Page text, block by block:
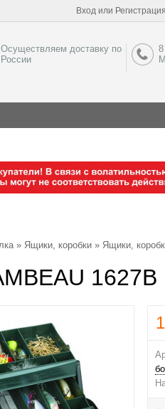
Вход или Регистрация
Осуществляем доставку по
России
» Ящики, коробки » Ящики,
1627В